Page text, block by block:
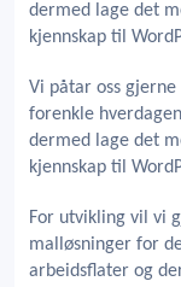
dermed lage det
kjennskap til
Vi påtar oss
forenkle
dermed lage det
kjennskap til
For utvikling vil vi
malløsninger for
arbeidsflater og